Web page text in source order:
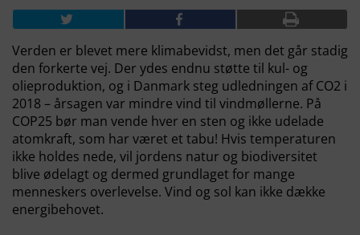
Verden er blevet mere klimabevidst, men det går stadig
den forkerte vej. Der ydes endnu støtte til kul- og
olieproduktion, og i Danmark steg udledningen af CO2 i
2018 – årsagen var mindre vind til vindmøllerne. På
COP25 bør man vende hver en sten og ikke udelade
atomkraft, som har været et tabu! Hvis temperaturen
ikke holdes nede, vil jordens natur og biodiversitet
blive ødelagt og dermed grundlaget for mange
menneskers overlevelse. Vind og sol kan ikke dække
energibehovet.